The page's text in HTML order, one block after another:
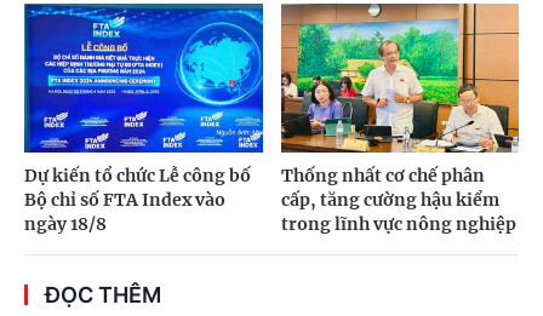
Dự kiến tổ chức Lễ công bố
Bộ chỉ số FTA Index vào
ngày 18/8
Thống nhất cơ chế phân
cấp, tăng cường hậu kiểm
trong lĩnh vực nông nghiệp
ĐỌC THÊM